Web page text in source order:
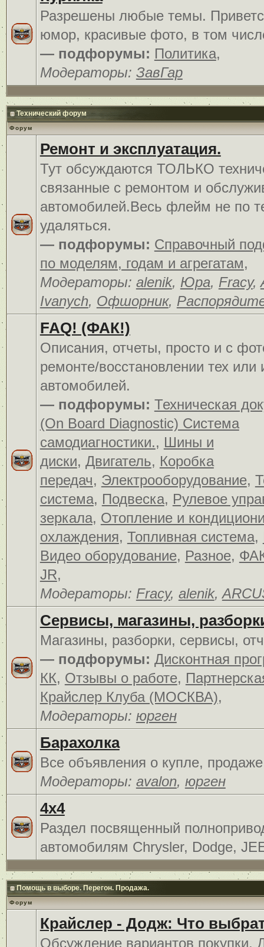
Разрешены любые темы.
юмор, красивые фото, в том
— подфорумы: Политика,
Модераторы: ЗавГар
Технический форум
Форум
Ремонт и эксплуатация.
Тут обсуждаются ТОЛЬКО
связанные с ремонтом и
автомобилей.Весь флейм не по
удаляться.
— подфорумы: Справочный
по моделям, годам и агрегатам,
Модераторы: alenik, Юра, Fracy,
Ivanych, Офшорник,
FAQ! (ФАК!)
Описания, отчеты, просто и c
ремонте/восстановлении тех или
автомобилей.
— подфорумы: Техническая
(On Board Diagnostic) Система
самодиагностики., Шины и
диски, Двигатель, Коробка
передач, Электрооборудование,
система, Подвеска, Рулевое
зеркала, Отопление и
охлаждения, Топливная система,
Видео оборудование, Разное,
JR,
Модераторы: Fracy, alenik,
Сервисы, магазины,
Магазины, разборки, сервисы,
— подфорумы: Дисконтная
КК, Отзывы о работе,
Крайслер Клуба (МОСКВА),
Модераторы: юрген
Барахолка
Все объявления о купле,
Модераторы: avalon, юрген
4x4
Раздел посвященный
автомобилям Chrysler, Dodge,
Помощь в выборе. Перегон. Продажа.
Форум
Крайслер - Додж: Что
Обсуждение вариантов покупки.